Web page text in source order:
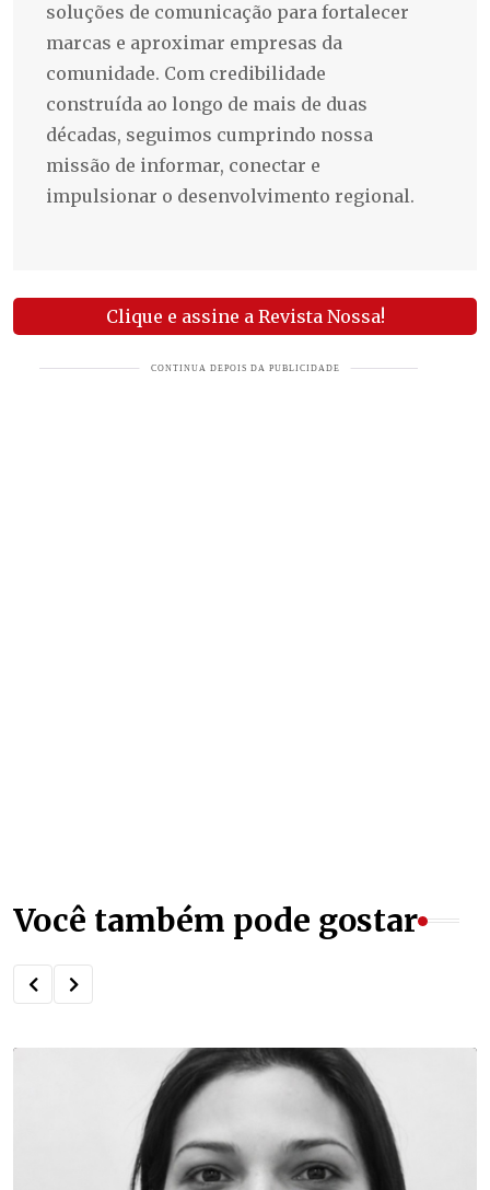
soluções de comunicação para fortalecer
marcas e aproximar empresas da
comunidade. Com credibilidade
construída ao longo de mais de duas
décadas, seguimos cumprindo nossa
missão de informar, conectar e
impulsionar o desenvolvimento regional.
Clique e assine a Revista Nossa!
Você também pode gostar